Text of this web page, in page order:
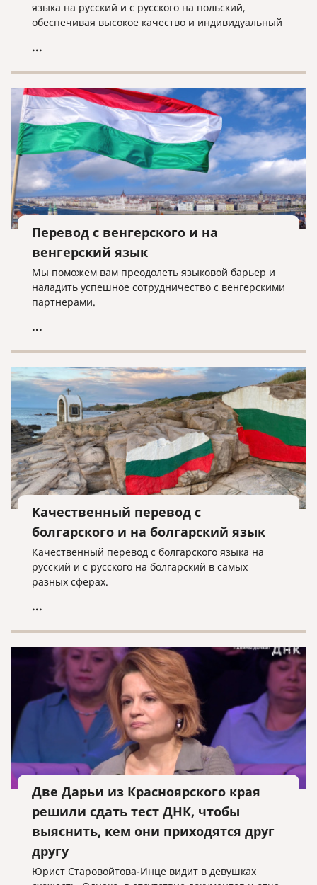
языка на русский и с русского на польский,
обеспечивая высокое качество и индивидуальный
...
Перевод с венгерского и на
венгерский язык
Мы поможем вам преодолеть языковой барьер и
наладить успешное сотрудничество с венгерскими
партнерами.
...
Качественный перевод с
болгарского и на болгарский язык
Качественный перевод с болгарского языка на
русский и с русского на болгарский в самых
разных сферах.
...
Две Дарьи из Красноярского края
решили сдать тест ДНК, чтобы
выяснить, кем они приходятся друг
другу
Юрист Старовойтова-Инце видит в девушках